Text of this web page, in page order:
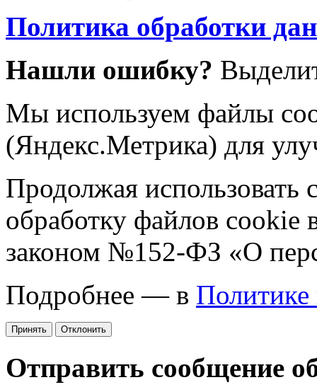
Политика обработки
Нашли ошибку?
Мы используем файлы
(Яндекс.Метрика) для
Продолжая использовать
обработку файлов cookie
законом №152-ФЗ «О
Подробнее — в Политике
Принять Отклонить
Отправить сообщение